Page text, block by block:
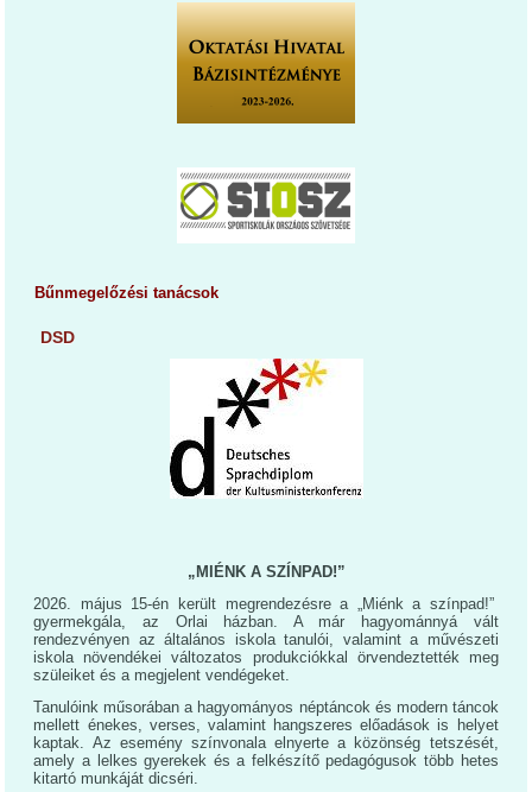
Bűnmegelőzési tanácsok
DSD
„MIÉNK A SZÍNPAD!”
2026. május 15-én került megrendezésre a „Miénk a színpad!”
gyermekgála, az Orlai házban. A már hagyománnyá vált
rendezvényen az általános iskola tanulói, valamint a művészeti
iskola növendékei változatos produkciókkal örvendeztették meg
szüleiket és a megjelent vendégeket.
Tanulóink műsorában a hagyományos néptáncok és modern táncok
mellett énekes, verses, valamint hangszeres előadások is helyet
kaptak. Az esemény színvonala elnyerte a közönség tetszését,
amely a lelkes gyerekek és a felkészítő pedagógusok több hetes
kitartó munkáját dicséri.